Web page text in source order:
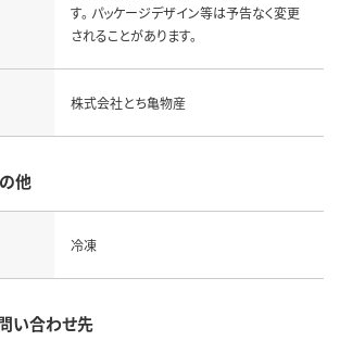
す。 パッケージデザイン等は予告なく変更
されることがあります。
株式会社とち亀物産
他
冷凍
い合わせ先